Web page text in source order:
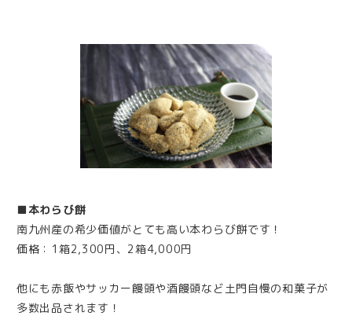
■本わらび餅
南九州産の希少価値がとても高い本わらび餅です！
価格：1箱2,300円、2箱4,000円
他にも赤飯やサッカー饅頭や酒饅頭など土門自慢の和菓子が
多数出品されます！